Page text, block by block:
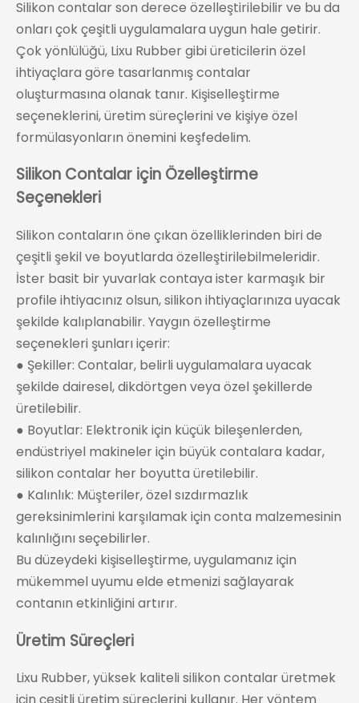
Silikon contalar son derece özelleştirilebilir ve bu da
onları çok çeşitli uygulamalara uygun hale getirir.
Çok yönlülüğü, Lixu Rubber gibi üreticilerin özel
ihtiyaçlara göre tasarlanmış contalar
oluşturmasına olanak tanır. Kişiselleştirme
seçeneklerini, üretim süreçlerini ve kişiye özel
formülasyonların önemini keşfedelim.
Silikon Contalar için Özelleştirme
Seçenekleri
Silikon contaların öne çıkan özelliklerinden biri de
çeşitli şekil ve boyutlarda özelleştirilebilmeleridir.
İster basit bir yuvarlak contaya ister karmaşık bir
profile ihtiyacınız olsun, silikon ihtiyaçlarınıza uyacak
şekilde kalıplanabilir. Yaygın özelleştirme
seçenekleri şunları içerir:
● Şekiller: Contalar, belirli uygulamalara uyacak
şekilde dairesel, dikdörtgen veya özel şekillerde
üretilebilir.
● Boyutlar: Elektronik için küçük bileşenlerden,
endüstriyel makineler için büyük contalara kadar,
silikon contalar her boyutta üretilebilir.
● Kalınlık: Müşteriler, özel sızdırmazlık
gereksinimlerini karşılamak için conta malzemesinin
kalınlığını seçebilirler.
Bu düzeydeki kişiselleştirme, uygulamanız için
mükemmel uyumu elde etmenizi sağlayarak
contanın etkinliğini artırır.
Üretim Süreçleri
Lixu Rubber, yüksek kaliteli silikon contalar üretmek